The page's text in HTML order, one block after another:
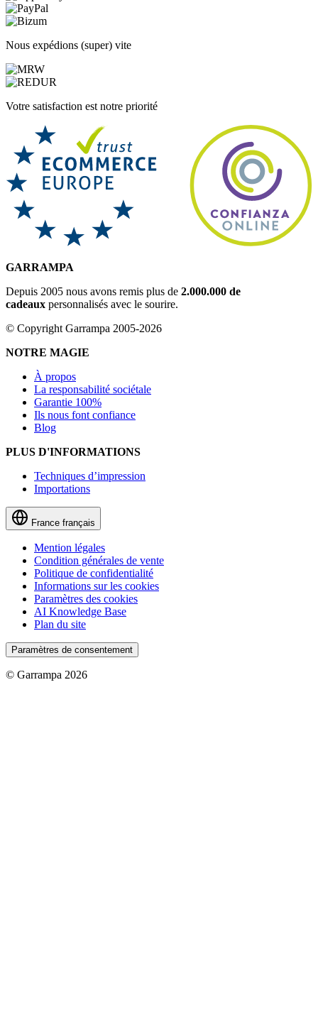
Nous expédions (super) vite
Votre satisfaction est notre priorité
GARRAMPA
Depuis 2005 nous avons remis plus de 2.000.000 de
cadeaux personnalisés avec le sourire.
© Copyright Garrampa 2005-2026
NOTRE MAGIE
À propos
La responsabilité sociétale
Garantie 100%
Ils nous font confiance
Blog
PLUS D'INFORMATIONS
Techniques d’impression
Importations
France français
Mention légales
Condition générales de vente
Politique de confidentialité
Informations sur les cookies
Paramètres des cookies
AI Knowledge Base
Plan du site
Paramètres de consentement
© Garrampa 2026